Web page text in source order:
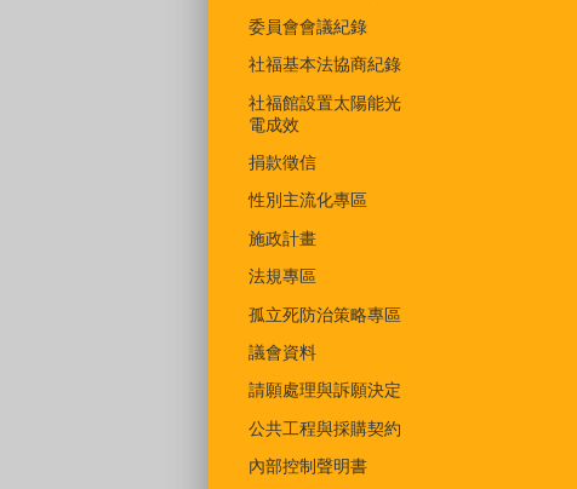
委員會會議紀錄
社福基本法協商紀錄
社福館設置太陽能光
電成效
捐款徵信
性別主流化專區
施政計畫
法規專區
孤立死防治策略專區
議會資料
請願處理與訴願決定
公共工程與採購契約
內部控制聲明書